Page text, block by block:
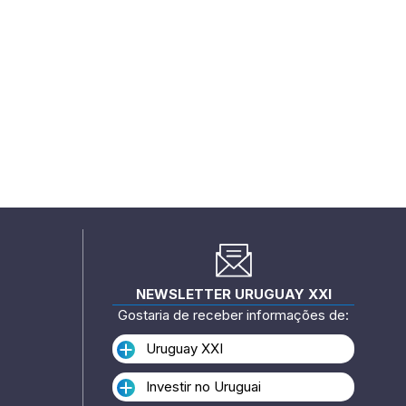
NEWSLETTER URUGUAY XXI
Gostaria de receber informações de:
Uruguay XXI
Investir no Uruguai